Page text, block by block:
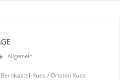
Allgemein
Kues / Ortsteil Kues